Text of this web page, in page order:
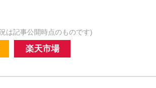
は記事公開時点のものです)
楽天市場